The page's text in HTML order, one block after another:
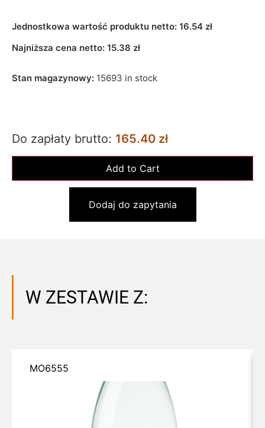
Jednostkowa wartość produktu netto: 16.54 zł
Najniższa cena netto: 15.38 zł
Stan magazynowy: 15693 in stock
Do zapłaty brutto: 165.40 zł
Dodaj do zapytania
W ZESTAWIE Z:
MO6555